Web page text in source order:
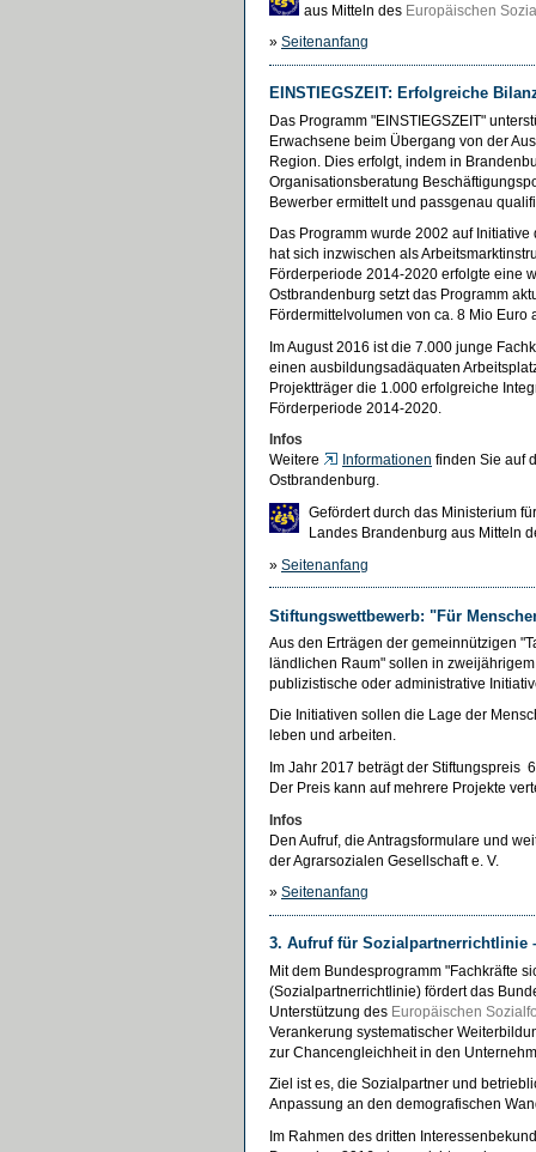
aus Mitteln des Europäischen
» Seitenanfang
EINSTIEGSZEIT: Erfolgreiche
Das Programm "EINSTIEGSZEIT"
Erwachsene beim Übergang von der
Region. Dies erfolgt, indem in
Organisationsberatung
Bewerber ermittelt und passgenau
Das Programm wurde 2002 auf
hat sich inzwischen als
Förderperiode 2014-2020 erfolgte eine
Ostbrandenburg setzt das Programm
Fördermittelvolumen von ca. 8 Mio Euro
Im August 2016 ist die 7.000 junge
einen ausbildungsadäquaten
Projektträger die 1.000 erfolgreiche
Förderperiode 2014-2020.
Infos
Weitere
Informationen finden Sie auf
Ostbrandenburg.
Gefördert durch das Ministerium
Landes Brandenburg aus Mitteln
» Seitenanfang
Stiftungswettbewerb: "Für
Aus den Erträgen der gemeinnützigen
ländlichen Raum" sollen in
publizistische oder administrative
Die Initiativen sollen die Lage der
leben und arbeiten.
Im Jahr 2017 beträgt der Stiftungspreis
Der Preis kann auf mehrere Projekte
Infos
Den Aufruf, die Antragsformulare und
der Agrarsozialen Gesellschaft e. V.
» Seitenanfang
3. Aufruf für Sozialpartnerrichtlinie
Mit dem Bundesprogramm "Fachkräfte
(Sozialpartnerrichtlinie) fördert das
Unterstützung des Europäischen
Verankerung systematischer
zur Chancengleichheit in den
Ziel ist es, die Sozialpartner und
Anpassung an den demografischen
Im Rahmen des dritten